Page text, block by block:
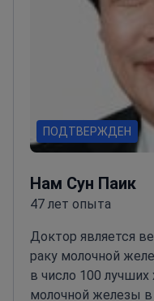
ПОДТВЕРЖДЕН
Нам Сун Паик
47 лет опыта
Доктор является
раку молочной
в число 100 лучших
молочной железы